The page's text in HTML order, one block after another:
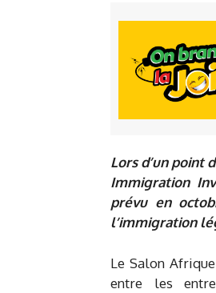
Lors d’un point
Immigration
prévu en
l’immigration
Le Salon
entre les